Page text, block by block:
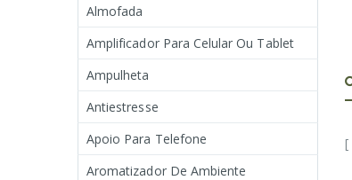
[
Almofada
Amplificador Para Celular Ou Tablet
Ampulheta
Antiestresse
Apoio Para Telefone
Aromatizador De Ambiente